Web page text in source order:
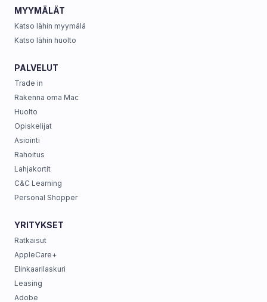
MYYMÄLÄT
Katso lähin myymälä
Katso lähin huolto
PALVELUT
Trade in
Rakenna oma Mac
Huolto
Opiskelijat
Asiointi
Rahoitus
Lahjakortit
C&C Learning
Personal Shopper
YRITYKSET
Ratkaisut
AppleCare+
Elinkaarilaskuri
Leasing
Adobe